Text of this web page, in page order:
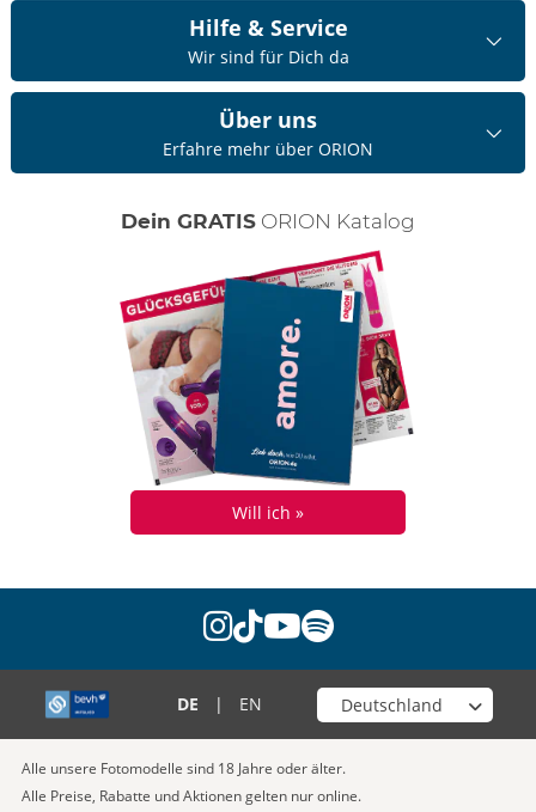
Hilfe & Service
Wir sind für Dich da
Über uns
Erfahre mehr über ORION
Dein GRATIS ORION Katalog
Will ich »
instagram
tiktok
youtube
spotify
DE | EN Wähle deinen Shop
Alle unsere Fotomodelle sind 18 Jahre oder älter.
Alle Preise, Rabatte und Aktionen gelten nur online.